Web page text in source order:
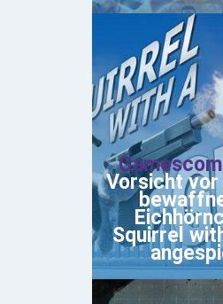
Vorsicht
Squirrel